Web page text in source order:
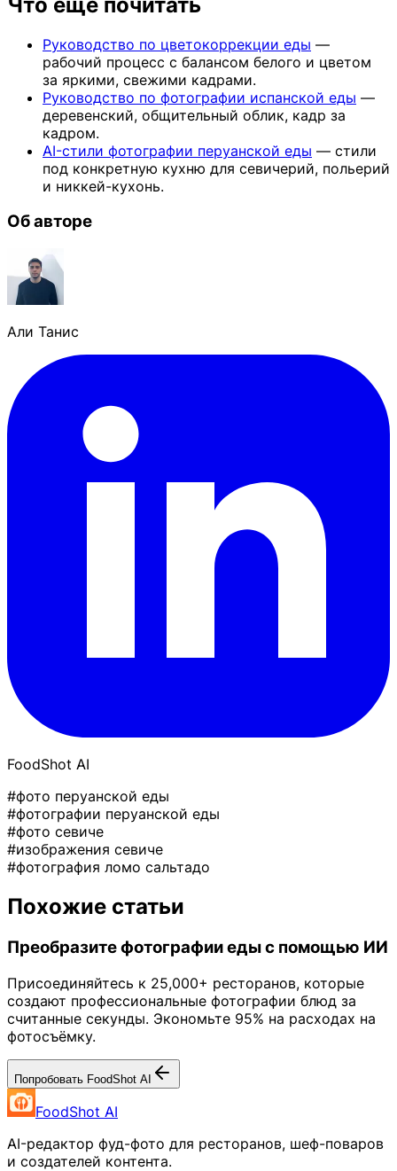
Руководство по цветокоррекции еды —
рабочий процесс с балансом белого и цветом
за яркими, свежими кадрами.
Руководство по фотографии испанской еды —
деревенский, общительный облик, кадр за
кадром.
AI-стили фотографии перуанской еды — стили
под конкретную кухню для севичерий, польерий
и никкей-кухонь.
Об авторе
Али Танис
FoodShot AI
#фото перуанской еды
#фотографии перуанской еды
#фото севиче
#изображения севиче
#фотография ломо сальтадо
Похожие статьи
Преобразите фотографии еды с помощью ИИ
Присоединяйтесь к 25,000+ ресторанов, которые
создают профессиональные фотографии блюд за
считанные секунды. Экономьте 95% на расходах на
фотосъёмку.
Попробовать FoodShot AI
FoodShot AI
AI-редактор фуд-фото для ресторанов, шеф-поваров
и создателей контента.